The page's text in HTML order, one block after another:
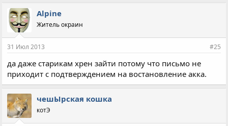
Alpine
Житель окраин
31 Июл 2013 #25
да даже старикам хрен зайти потому что письмо не
приходит с подтверждением на востановление акка.
чешЫрская кошка
котЭ